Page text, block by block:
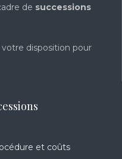
de successions
votre disposition pour
et coûts